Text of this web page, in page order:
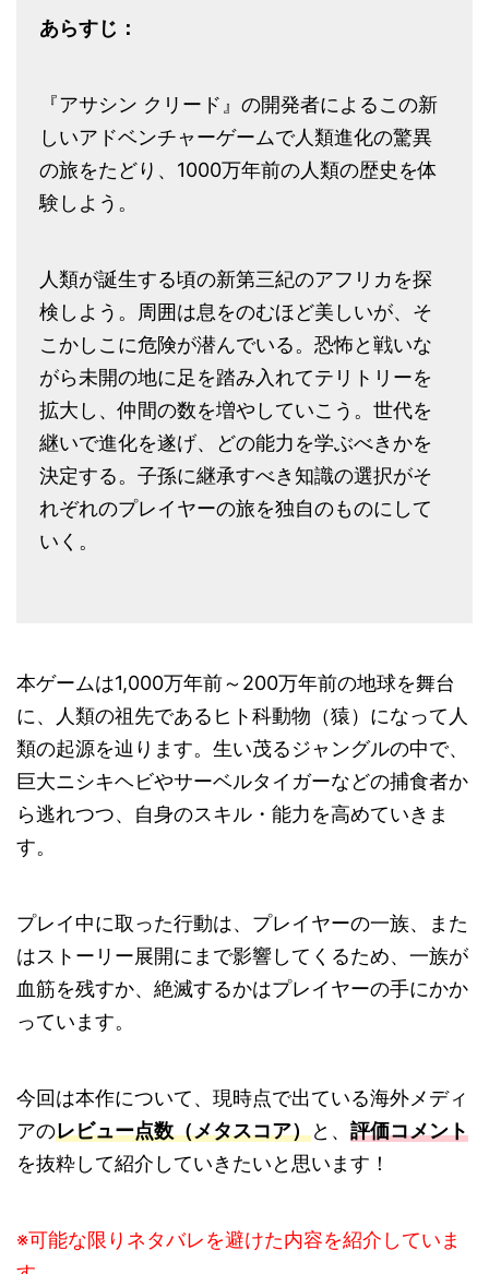
あらすじ：
『アサシン クリード』の開発者によるこの新
しいアドベンチャーゲームで人類進化の驚異
の旅をたどり、1000万年前の人類の歴史を体
験しよう。
人類が誕生する頃の新第三紀のアフリカを探
検しよう。周囲は息をのむほど美しいが、そ
こかしこに危険が潜んでいる。恐怖と戦いな
がら未開の地に足を踏み入れてテリトリーを
拡大し、仲間の数を増やしていこう。世代を
継いで進化を遂げ、どの能力を学ぶべきかを
決定する。子孫に継承すべき知識の選択がそ
れぞれのプレイヤーの旅を独自のものにして
いく。
本ゲームは1,000万年前～200万年前の地球を舞台
に、人類の祖先であるヒト科動物（猿）になって人
類の起源を辿ります。生い茂るジャングルの中で、
巨大ニシキヘビやサーベルタイガーなどの捕食者か
ら逃れつつ、自身のスキル・能力を高めていきま
す。
プレイ中に取った行動は、プレイヤーの一族、また
はストーリー展開にまで影響してくるため、一族が
血筋を残すか、絶滅するかはプレイヤーの手にかか
っています。
今回は本作について、現時点で出ている海外メディ
アのレビュー点数（メタスコア）と、 評価コメント
を抜粋して紹介していきたいと思います！
※可能な限りネタバレを避けた内容を紹介していま